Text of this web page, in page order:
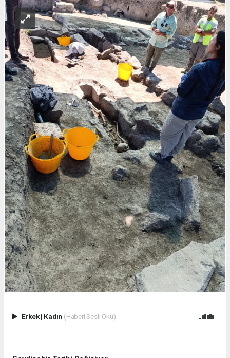
Erkek| Kadın (Haberi Sesli Oku)